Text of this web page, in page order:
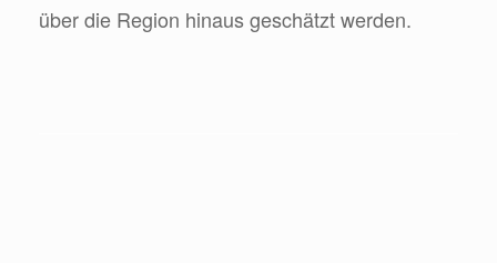
über die Region hinaus geschätzt werden.